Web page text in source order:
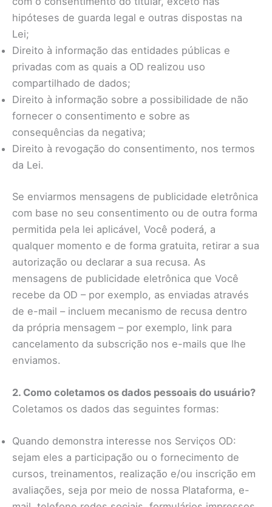
hipóteses de guarda legal e outras dispostas na
Lei;
Direito à informação das entidades públicas e
privadas com as quais a OD realizou uso
compartilhado de dados;
Direito à informação sobre a possibilidade de não
fornecer o consentimento e sobre as
consequências da negativa;
Direito à revogação do consentimento, nos termos
da Lei.
Se enviarmos mensagens de publicidade eletrônica
com base no seu consentimento ou de outra forma
permitida pela lei aplicável, Você poderá, a
qualquer momento e de forma gratuita, retirar a sua
autorização ou declarar a sua recusa. As
mensagens de publicidade eletrônica que Você
recebe da OD – por exemplo, as enviadas através
de e-mail – incluem mecanismo de recusa dentro
da própria mensagem – por exemplo, link para
cancelamento da subscrição nos e-mails que lhe
enviamos.
2. Como coletamos os dados pessoais do usuário?
Coletamos os dados das seguintes formas:
Quando demonstra interesse nos Serviços OD:
sejam eles a participação ou o fornecimento de
cursos, treinamentos, realização e/ou inscrição em
avaliações, seja por meio de nossa Plataforma, e-